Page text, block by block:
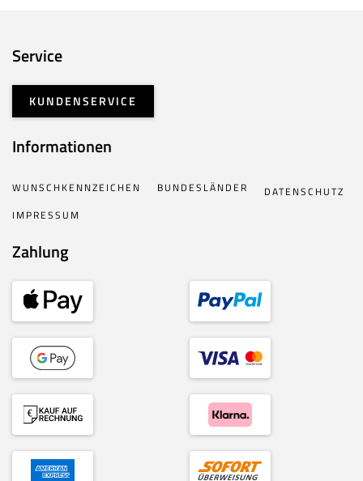
Service
KUNDENSERVICE
Informationen
WUNSCHKENNZEICHEN BUNDESLÄNDER
DATENSCHUTZ
IMPRESSUM
Zahlung